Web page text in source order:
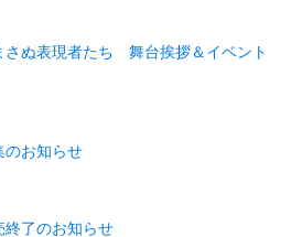
さぬ表現者たち 舞台挨拶＆イベント
のお知らせ
終了のお知らせ